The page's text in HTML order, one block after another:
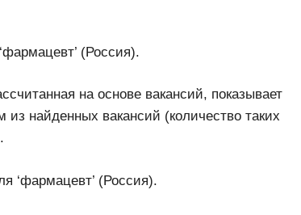
(Россия).
на основе вакансий, показывает
найденных вакансий (количество таких
‘фармацевт’ (Россия).